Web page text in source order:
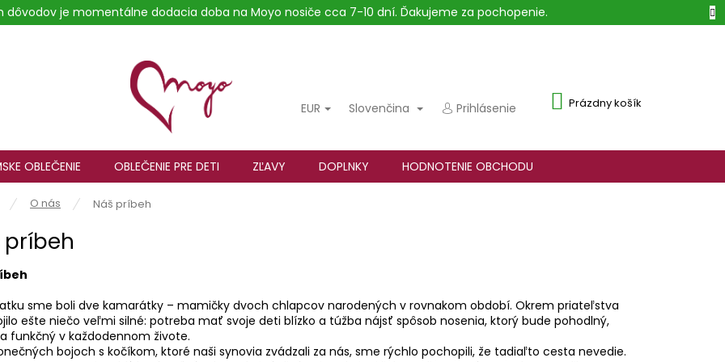
dôvodov je momentálne dodacia doba na Moyo nosiče cca 7-10 dní. Ďakujeme za pochopenie.
EUR Slovenčina Prihlásenie
NÁKUPNÝ
Prázdny košík
OBLEČENIE OBLEČENIE PRE DETI ZĽAVY DOPLNKY HODNOTENIE OBCHODU
O nás Náš príbeh
príbeh
sme boli dve kamarátky – mamičky dvoch chlapcov narodených v rovnakom období. Okrem priateľstva
ešte niečo veľmi silné: potreba mať svoje deti blízko a túžba nájsť spôsob nosenia, ktorý bude pohodlný,
funkčný v každodennom živote.
bojoch s kočíkom, ktoré naši synovia zvádzali za nás, sme rýchlo pochopili, že tadiaľto cesta nevedie.